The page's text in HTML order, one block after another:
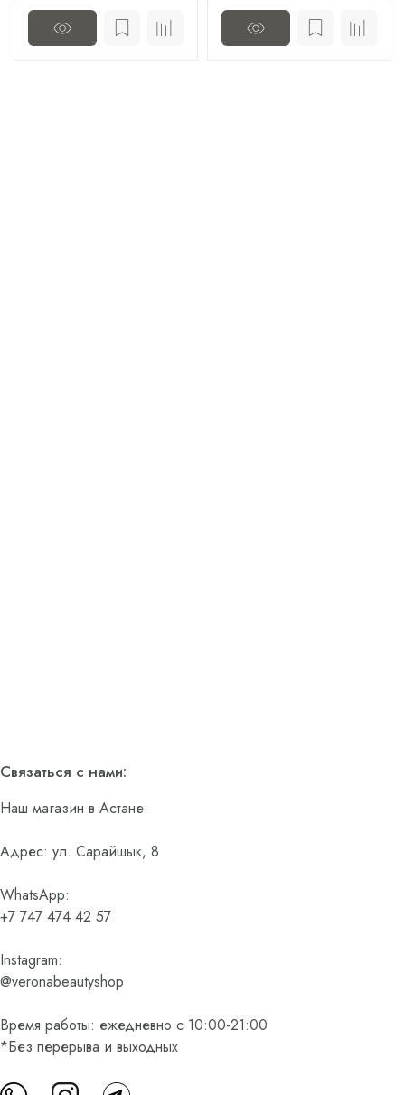
Связаться с нами:
Наш магазин в Астане:
Адрес: ул. Сарайшык, 8
WhatsApp:
+7 747 474 42 57
Instagram:
@veronabeautyshop
Время работы: ежедневно с 10:00-21:00
*Без перерыва и выходных